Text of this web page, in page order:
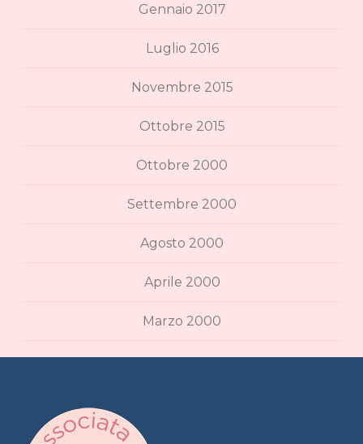
Gennaio 2017
Luglio 2016
Novembre 2015
Ottobre 2015
Ottobre 2000
Settembre 2000
Agosto 2000
Aprile 2000
Marzo 2000